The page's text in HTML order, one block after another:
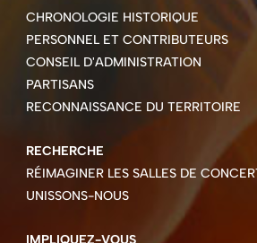
CHRONOLOGIE HISTORIQUE
PERSONNEL ET CONTRIBUTEURS
CONSEIL D'ADMINISTRATION
PARTISANS
RECONNAISSANCE DU TERRITOIRE
RECHERCHE
RÉIMAGINER LES SALLES DE
UNISSONS-NOUS
IMPLIQUEZ-VOUS